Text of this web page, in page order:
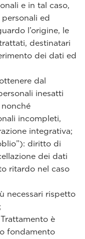
e in tal caso,
personali ed
l’origine, le
destinatari
dei dati ed
dal
inesatti
incompleti,
integrativa;
diritto di
dei dati
ritardo nel caso
necessari rispetto
è
fondamento